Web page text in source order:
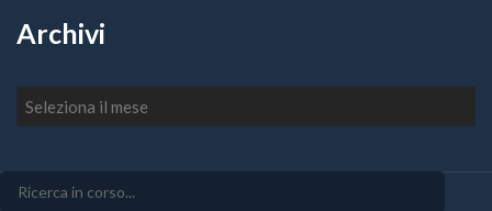
Archivi
Archivi